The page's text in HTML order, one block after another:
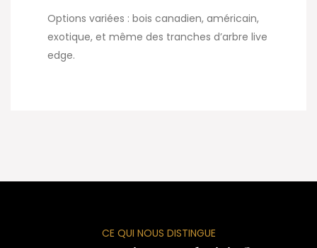
Options variées : bois canadien, américain,
exotique, et même des tranches d’arbre live
edge.
CE QUI NOUS DISTINGUE